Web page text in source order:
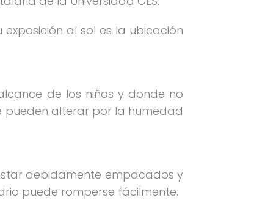
al sol es la ubicación
de los niños y donde no
pueden alterar por la humedad
debidamente empacados y
puede romperse fácilmente.